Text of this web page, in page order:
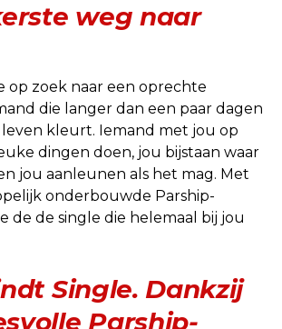
weg naar
op zoek naar een oprechte
die langer dan een paar dagen
kleurt. Iemand met jou op
dingen doen, jou bijstaan waar
jou aanleunen als het mag. Met
onderbouwde Parship-
de de single die helemaal bij jou
Single. Dankzij
Parship-